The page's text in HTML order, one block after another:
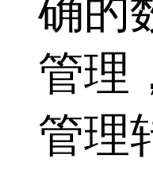
确的
管理
管理